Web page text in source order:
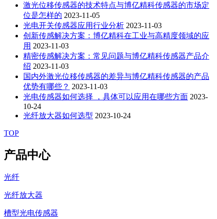
激光位移传感器的技术特点与博亿精科传感器的市场定
位是怎样的 2023-11-05
光电开关传感器应用行业分析 2023-11-03
创新传感解决方案：博亿精科在工业与高精度领域的应
用 2023-11-03
精密传感解决方案：常见问题与博亿精科传感器产品介
绍 2023-11-03
国内外激光位移传感器的差异与博亿精科传感器的产品
优势有哪些？ 2023-11-03
光电传感器如何选择 ，具体可以应用在哪些方面 2023-
10-24
光纤放大器如何选型 2023-10-24
TOP
产品中心
光纤
光纤放大器
槽型光电传感器